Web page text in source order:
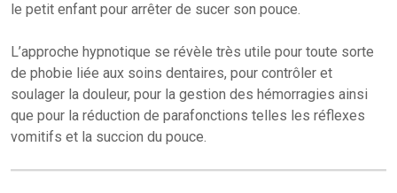
le petit enfant pour arrêter de sucer son pouce.
L’approche hypnotique se révèle très utile pour toute sorte
de phobie liée aux soins dentaires, pour contrôler et
soulager la douleur, pour la gestion des hémorragies ainsi
que pour la réduction de parafonctions telles les réflexes
vomitifs et la succion du pouce.